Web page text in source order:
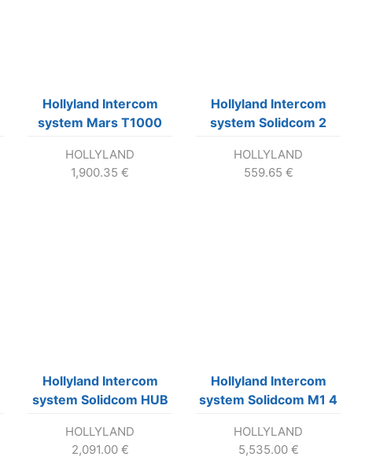
Hollyland Intercom
system Mars T1000
kufra.
HOLLYLAND
1,900.35 €
Hollyland Intercom
system Solidcom 2
HOLLYLAND
559.65 €
Hollyland Intercom
system Solidcom HUB
HOLLYLAND
2,091.00 €
Hollyland Intercom
system Solidcom M1 4
HOLLYLAND
5,535.00 €